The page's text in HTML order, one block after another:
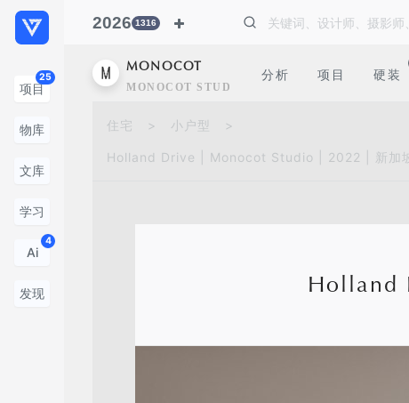
项目
25
物库
文库
学习
Ai
4
发现
2026 1316
MONOCOT
MONOCOT STUDIO
分析 项目 硬装
住宅 > 小户型 >
Holland Drive | Monocot Studio | 2022 | 新加
Holland